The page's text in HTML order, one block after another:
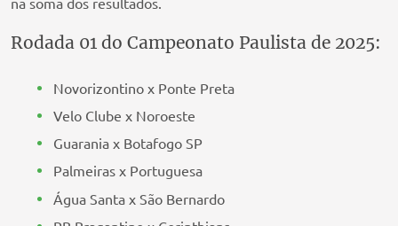
Rodada 01 do Campeonato Paulista de 2025:
Novorizontino x Ponte Preta
Velo Clube x Noroeste
Guarania x Botafogo SP
Palmeiras x Portuguesa
Água Santa x São Bernardo